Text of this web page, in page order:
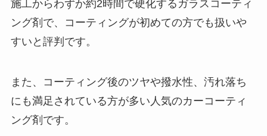
施工からわずか約2時間で硬化するガラスコーティ
ング剤で、コーティングが初めての方でも扱いや
すいと評判です。
また、コーティング後のツヤや撥水性、汚れ落ち
にも満足されている方が多い人気のカーコーティ
ング剤です。